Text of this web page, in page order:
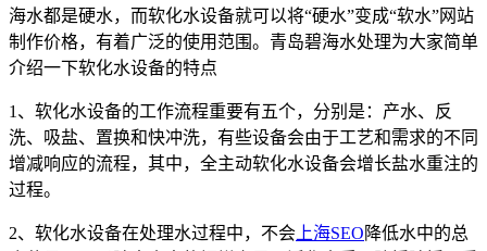
海水都是硬水，而软化水设备就可以将“硬水”变成“软水”网站
制作价格，有着广泛的使用范围。青岛碧海水处理为大家简单
介绍一下软化水设备的特点
1、软化水设备的工作流程重要有五个，分别是：产水、反
洗、吸盐、置换和快冲洗，有些设备会由于工艺和需求的不同
增减响应的流程，其中，全主动软化水设备会增长盐水重注的
过程。
2、软化水设备在处理水过程中，不会 上海SEO 降低水中的总